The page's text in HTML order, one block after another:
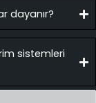
dayanır?
sistemleri